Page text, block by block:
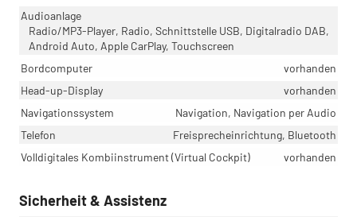
Audioanlage
Radio/MP3-Player, Radio, Schnittstelle USB, Digitalradio DAB,
Android Auto, Apple CarPlay, Touchscreen
Bordcomputer
vorhanden
Head-up-Display
vorhanden
Navigationssystem
Navigation, Navigation per Audio
Telefon
Freisprecheinrichtung, Bluetooth
Volldigitales Kombiinstrument (Virtual Cockpit)
vorhanden
Sicherheit & Assistenz